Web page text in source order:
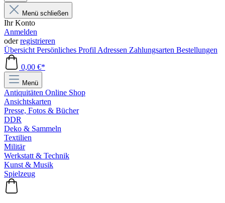
Menü schließen
Ihr Konto
Anmelden
oderregistrieren
Übersicht Persönliches Profil Adressen Zahlungsarten Bestellungen
0,00 €*
Menü
Antiquitäten Online Shop
Ansichtskarten
Presse, Fotos & Bücher
DDR
Deko & Sammeln
Textilien
Militär
Werkstatt & Technik
Kunst & Musik
Spielzeug